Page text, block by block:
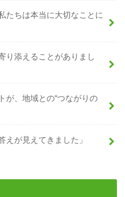
たちは本当に大切なことに
り添えることがありまし
が、地域との“つながりの
えが見えてきました」